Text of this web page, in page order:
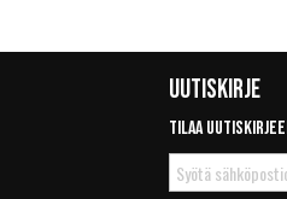
Uutiskirje
Tilaa
Tilaa
uutiskirje